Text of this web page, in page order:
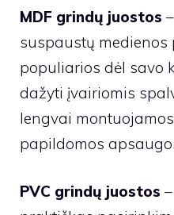
MDF grindų juostos
suspaustų medienos
populiarios dėl savo
dažyti įvairiomis
lengvai
papildomos
PVC grindų juostos